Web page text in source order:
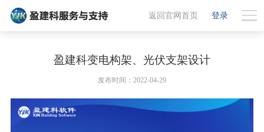
登录
返回官网首页
盈建科变电构架、光伏支架设计
发布时间：2022-04-29